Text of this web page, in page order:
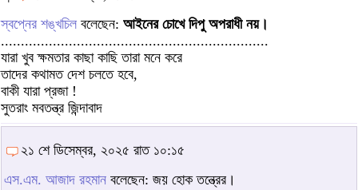
স্বপ্নের শঙ্খচিল বলেছেন: আইনের চোখে দিপু অপরাধী নয়।
...................................................................
যারা খুব ক্ষমতার কাছা কাছি তারা মনে করে
তাদের কথামত দেশ চলতে হবে,
বাকী যারা প্রজা !
সুতরাং মবতন্ত্র জিন্দাবাদ
২১ শে ডিসেম্বর, ২০২৫ রাত ১০:১৫
এস.এম. আজাদ রহমান বলেছেন: জয় হোক তন্ত্রের।